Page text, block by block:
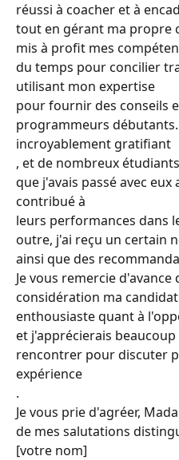
réussi à coacher et à
tout en gérant ma propre
mis à profit mes
du temps pour concilier
utilisant mon expertise
pour fournir des conseils
programmeurs
incroyablement gratifiant
, et de nombreux
que j'avais passé avec
contribué à
leurs performances dans
outre, j'ai reçu un certain
ainsi que des
Je vous remercie
considération ma
enthousiaste quant à
et j'apprécierais
rencontrer pour discuter
expérience
.
Je vous prie d'agréer,
de mes salutations
[votre nom]